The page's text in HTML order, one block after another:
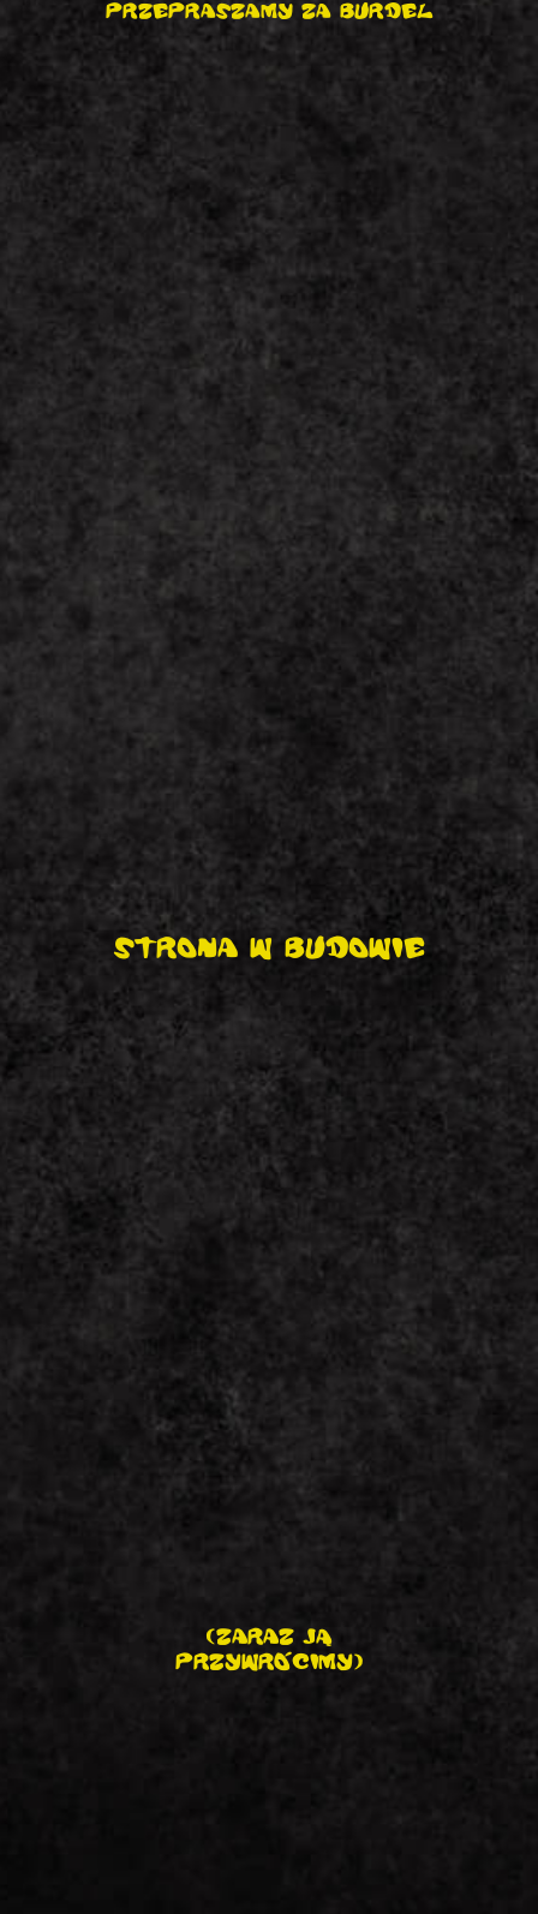
(ZARAZ JĄ
PRZYWRÓCIMY)
to chwilowe
PRZEPRASZAMY ZA BURDEL
STRONA W BUDOWIE